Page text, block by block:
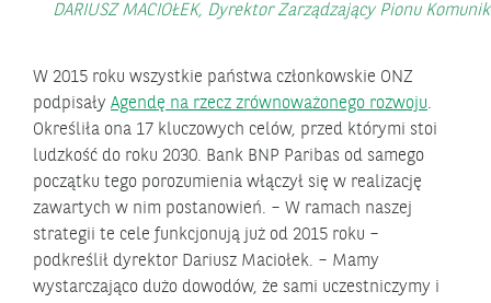
DARIUSZ MACIOŁEK, Dyrektor Zarządzający Pionu
W 2015 roku wszystkie państwa członkowskie ONZ
podpisały Agendę na rzecz zrównoważonego rozwoju.
Określiła ona 17 kluczowych celów, przed którymi stoi
ludzkość do roku 2030. Bank BNP Paribas od samego
początku tego porozumienia włączył się w realizację
zawartych w nim postanowień. – W ramach naszej
strategii te cele funkcjonują już od 2015 roku –
podkreślił dyrektor Dariusz Maciołek. – Mamy
wystarczająco dużo dowodów, że sami uczestniczymy i